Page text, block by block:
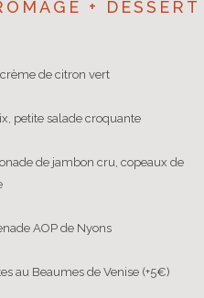
+ DESSERT
de citron vert
petite salade croquante
de jambon cru, copeaux de
AOP de Nyons
au Beaumes de Venise (+5€)